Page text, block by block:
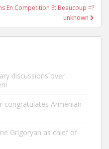
En Competition Et Beaucoup =?
unknown
discussions over
congratulates Armenian
Grigoryan as chief of